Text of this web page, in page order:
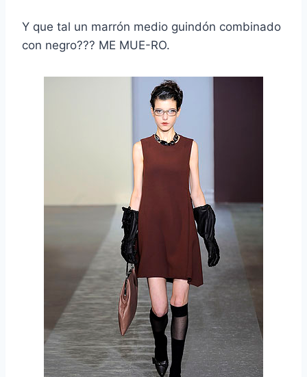
Y que tal un marrón medio guindón combinado
con negro??? ME MUE-RO.